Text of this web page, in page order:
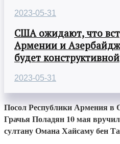
2023-05-31
США ожидают, что
Армении и
будет конструктивной
2023-05-31
Посол Республики Армения в
Грачья Поладян 10 мая
султану Омана Хайсаму бен